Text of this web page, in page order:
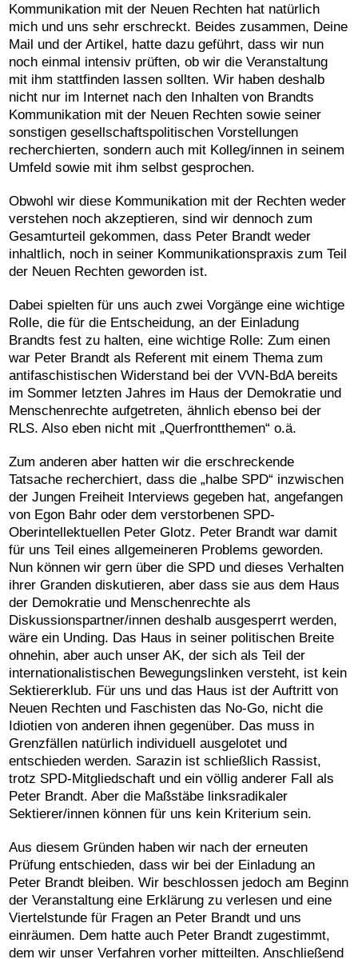
Kommunikation mit der Neuen Rechten hat natürlich
mich und uns sehr erschreckt. Beides zusammen, Deine
Mail und der Artikel, hatte dazu geführt, dass wir nun
noch einmal intensiv prüften, ob wir die Veranstaltung
mit ihm stattfinden lassen sollten. Wir haben deshalb
nicht nur im Internet nach den Inhalten von Brandts
Kommunikation mit der Neuen Rechten sowie seiner
sonstigen gesellschaftspolitischen Vorstellungen
recherchierten, sondern auch mit Kolleg/innen in seinem
Umfeld sowie mit ihm selbst gesprochen.
Obwohl wir diese Kommunikation mit der Rechten weder
verstehen noch akzeptieren, sind wir dennoch zum
Gesamturteil gekommen, dass Peter Brandt weder
inhaltlich, noch in seiner Kommunikationspraxis zum Teil
der Neuen Rechten geworden ist.
Dabei spielten für uns auch zwei Vorgänge eine wichtige
Rolle, die für die Entscheidung, an der Einladung
Brandts fest zu halten, eine wichtige Rolle: Zum einen
war Peter Brandt als Referent mit einem Thema zum
antifaschistischen Widerstand bei der VVN-BdA bereits
im Sommer letzten Jahres im Haus der Demokratie und
Menschenrechte aufgetreten, ähnlich ebenso bei der
RLS. Also eben nicht mit „Querfrontthemen“ o.ä.
Zum anderen aber hatten wir die erschreckende
Tatsache recherchiert, dass die „halbe SPD“ inzwischen
der Jungen Freiheit Interviews gegeben hat, angefangen
von Egon Bahr oder dem verstorbenen SPD-
Oberintellektuellen Peter Glotz. Peter Brandt war damit
für uns Teil eines allgemeineren Problems geworden.
Nun können wir gern über die SPD und dieses Verhalten
ihrer Granden diskutieren, aber dass sie aus dem Haus
der Demokratie und Menschenrechte als
Diskussionspartner/innen deshalb ausgesperrt werden,
wäre ein Unding. Das Haus in seiner politischen Breite
ohnehin, aber auch unser AK, der sich als Teil der
internationalistischen Bewegungslinken versteht, ist kein
Sektiererklub. Für uns und das Haus ist der Auftritt von
Neuen Rechten und Faschisten das No-Go, nicht die
Idiotien von anderen ihnen gegenüber. Das muss in
Grenzfällen natürlich individuell ausgelotet und
entschieden werden. Sarazin ist schließlich Rassist,
trotz SPD-Mitgliedschaft und ein völlig anderer Fall als
Peter Brandt. Aber die Maßstäbe linksradikaler
Sektierer/innen können für uns kein Kriterium sein.
Aus diesem Gründen haben wir nach der erneuten
Prüfung entschieden, dass wir bei der Einladung an
Peter Brandt bleiben. Wir beschlossen jedoch am Beginn
der Veranstaltung eine Erklärung zu verlesen und eine
Viertelstunde für Fragen an Peter Brandt und uns
einräumen. Dem hatte auch Peter Brandt zugestimmt,
dem wir unser Verfahren vorher mitteilten. Anschließend